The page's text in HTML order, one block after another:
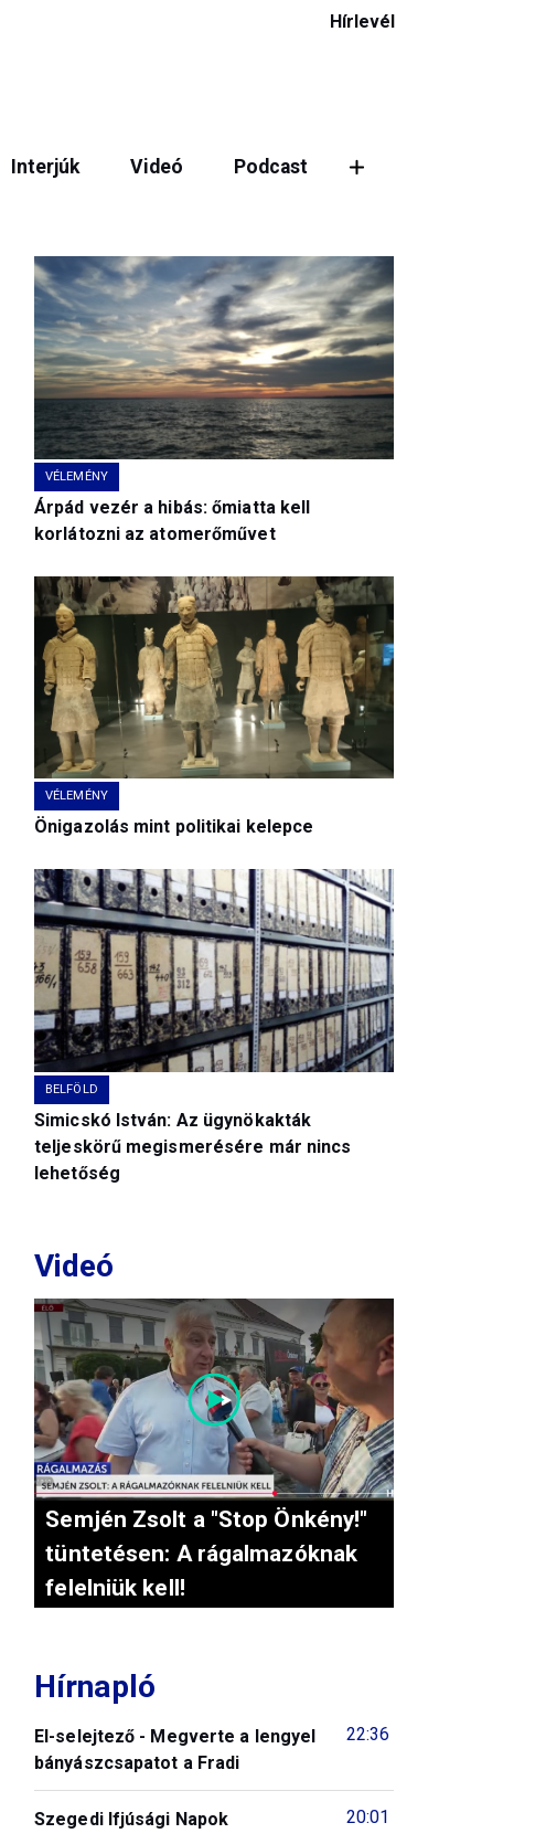
Hírlevél
Interjúk Videó Podcast
Megosztás
VÉLEMÉNY
Árpád vezér a hibás: őmiatta kell
korlátozni az atomerőművet
VÉLEMÉNY
Önigazolás mint politikai kelepce
BELFÖLD
Simicskó István: Az ügynökakták
teljeskörű megismerésére már nincs
lehetőség
Videó
Semjén Zsolt a "Stop Önkény!"
tüntetésen: A rágalmazóknak
felelniük kell!
Hírnapló
22:36
El-selejtező - Megverte a lengyel
bányászcsapatot a Fradi
20:01
Szegedi Ifjúsági Napok